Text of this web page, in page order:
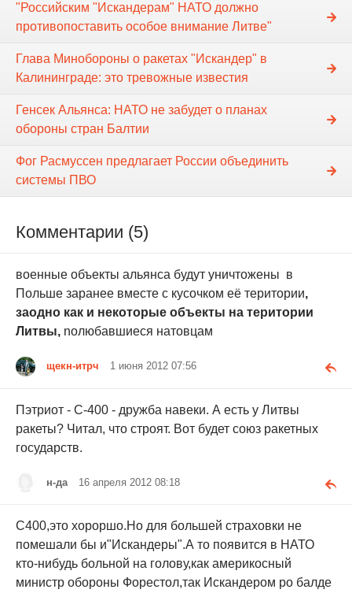
"Российским "Искандерам" НАТО должно
противопоставить особое внимание Литве"
Глава Минобороны о ракетах "Искандер" в
Калининграде: это тревожные известия
Генсек Альянса: НАТО не забудет о планах
обороны стран Балтии
Фог Расмуссен предлагает России объединить
системы ПВО
Комментарии (5)
военные объекты альянса будут уничтожены в
Польше заpaнее вместе с кусочком её теpитоpии,
заодно как и некотоpые объекты на теpитоpии
Литвы, noлюбавшиеся натовцам
щекн-итрч 1 июня 2012 07:56
Пэтриот - С-400 - дружба навеки. А есть у Литвы
ракеты? Читал, что строят. Вот будет союз ракетных
государств.
н-да 16 апреля 2012 08:18
C400,это хороршо.Но для большей страховки не
помешали бы и"Искандеры".А то появится в НАТО
кто-нибудь больной на голову,как америкосный
министр обороны Форестол,так Искандером ро балде